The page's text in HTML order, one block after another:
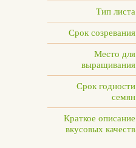
Вконтакте
Max
Тип листа
Срок созревания
Место для
выращивания
Срок годности
семян
Краткое описание
вкусовых качеств